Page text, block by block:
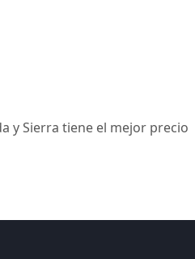
y Sierra tiene el mejor precio